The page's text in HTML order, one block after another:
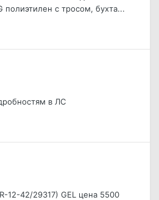
с тросом, бухта...
в ЛС
12-42/29317) GEL цена 5500